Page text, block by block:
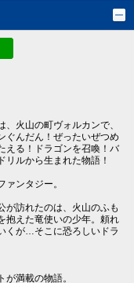
火山の町ヴォルカンで、
ぐんだん！ぜったいぜつめ
える！ドラゴンを召喚！バ
リルから生まれた物語！
ンタジー。
が訪れたのは、火山のふも
抱えた竜使いの少年。頼れ
くが…そこに恐ろしいドラ
満載の物語。